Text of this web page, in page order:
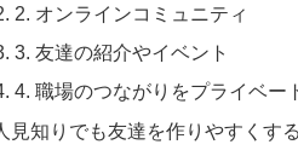
2. オンラインコミュニティ
3. 友達の紹介やイベント
4. 職場のつながりをプライベー
見知りでも友達を作りやすくす